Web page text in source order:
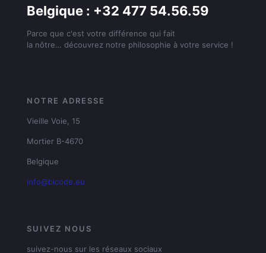
Belgique : +32 477 54.56.59
Parce que c'est votre différence qui fait
la nôtre… découvrez notre philosophie à votre service !
NOTRE ADRESSE
Vieille Voie, 15
Mortier B-4670
Belgique
info@bicode.eu
SUIVEZ NOUS
suivez-nous sur les réseaux sociaux